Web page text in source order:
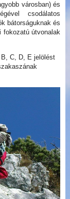
városban) és
csodálatos
bátorságuknak és
fokozatú útvonalak
C, D, E jelölést